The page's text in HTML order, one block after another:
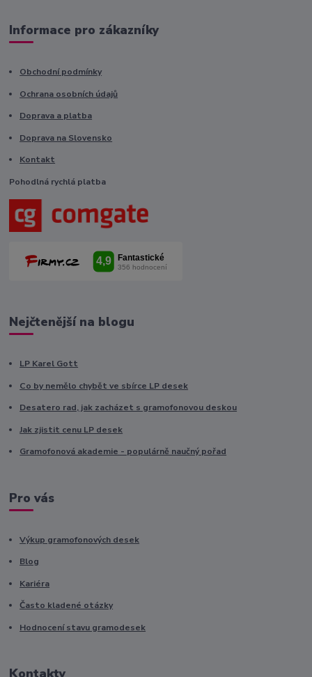
Informace pro zákazníky
Obchodní podmínky
Ochrana osobních údajů
Doprava a platba
Doprava na Slovensko
Kontakt
Pohodlná rychlá platba
Nejčtenější na blogu
LP Karel Gott
Co by nemělo chybět ve sbírce LP desek
Desatero rad, jak zacházet s gramofonovou deskou
Jak zjistit cenu LP desek
Gramofonová akademie - populárně naučný pořad
Pro vás
Výkup gramofonových desek
Blog
Kariéra
Často kladené otázky
Hodnocení stavu gramodesek